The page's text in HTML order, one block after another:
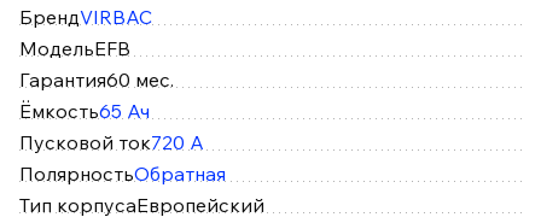
БрендVIRBAC
МодельEFB
Гарантия60 мес.
Ёмкость65 Ач
Пусковой ток720 А
ПолярностьОбратная
Тип корпусаЕвропейский